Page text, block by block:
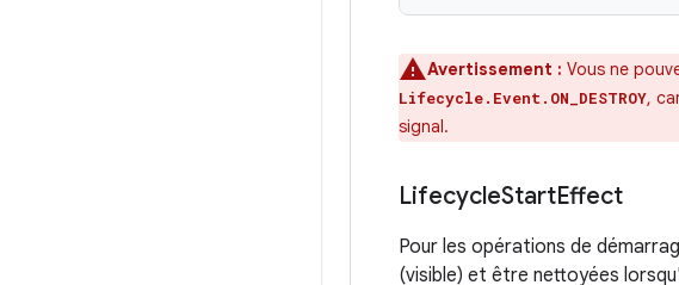
Avertissement : Vous ne
Lifecycle.Event.ON_DESTROY,
signal.
LifecycleStartEffect
Pour les opérations de
(visible) et être nettoyées